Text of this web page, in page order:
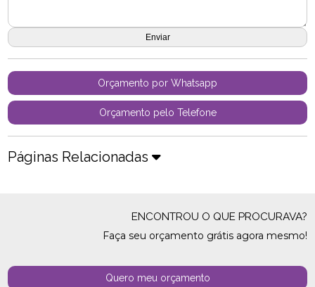
Orçamento por Whatsapp
Orçamento pelo Telefone
Páginas Relacionadas
ENCONTROU O QUE PROCURAVA?
Faça seu orçamento grátis agora mesmo!
Quero meu orçamento